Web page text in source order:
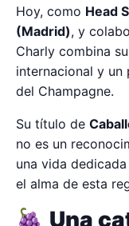
Hoy, como Head
(Madrid), y
Charly combina
internacional y
del Champagne.
Su título de
no es un
una vida
el alma de esta
🍇 Una